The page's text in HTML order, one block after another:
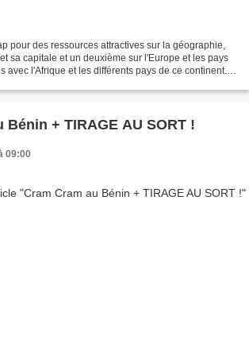
pour des ressources attractives sur la géographie,
sa capitale et un deuxième sur l'Europe et les pays
avec l'Afrique et les différents pays de ce continent.
Bénin + TIRAGE AU SORT !
09:00